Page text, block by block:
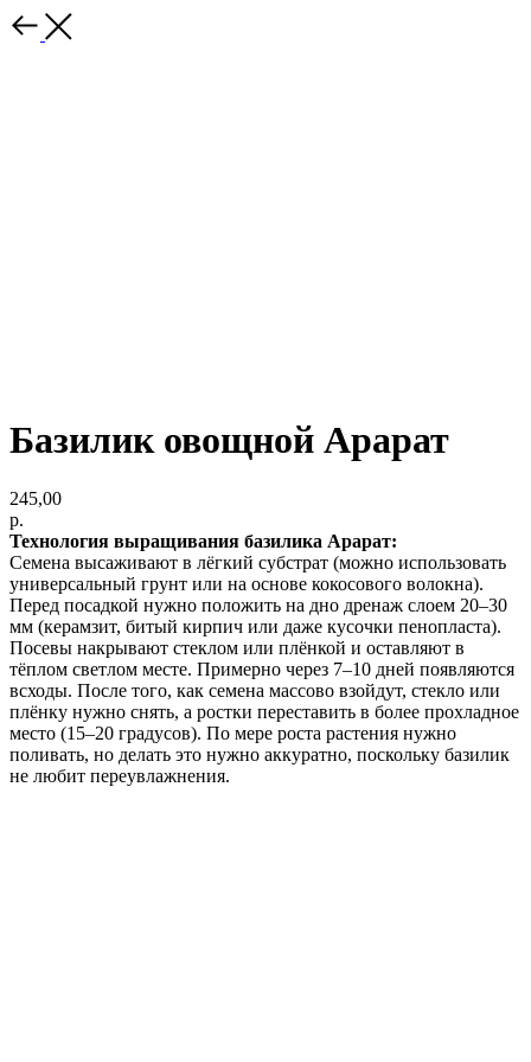
Базилик овощной Арарат
245,00
р.
Технология выращивания базилика Арарат:
Семена высаживают в лёгкий субстрат (можно использовать
универсальный грунт или на основе кокосового волокна).
Перед посадкой нужно положить на дно дренаж слоем 20–30
мм (керамзит, битый кирпич или даже кусочки пенопласта).
Посевы накрывают стеклом или плёнкой и оставляют в
тёплом светлом месте. Примерно через 7–10 дней появляются
всходы. После того, как семена массово взойдут, стекло или
плёнку нужно снять, а ростки переставить в более прохладное
место (15–20 градусов). По мере роста растения нужно
поливать, но делать это нужно аккуратно, поскольку базилик
не любит переувлажнения.